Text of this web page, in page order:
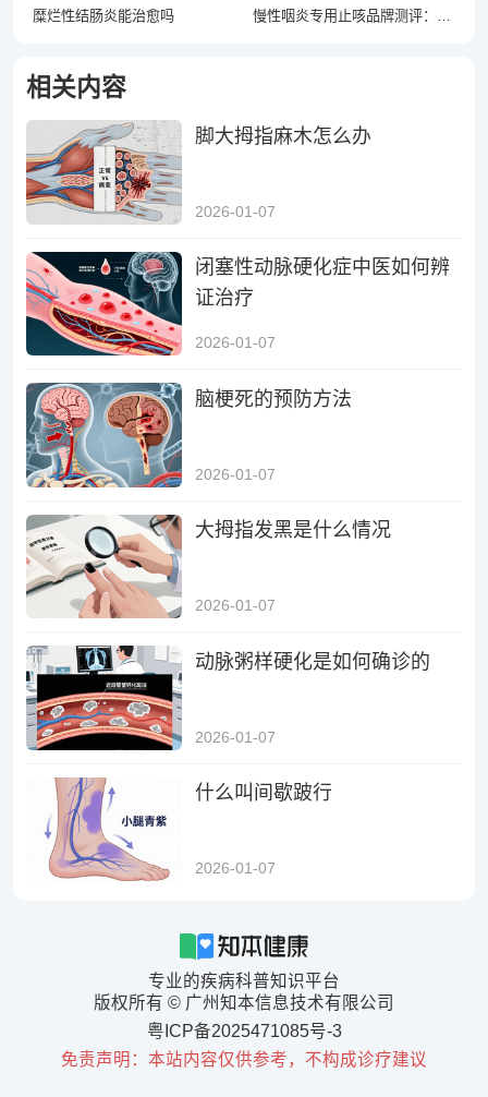
糜烂性结肠炎能治愈吗
相关内容
脚大拇指麻木怎么办
2026-01-07
闭塞性动脉硬化症中医如何辨
证治疗
2026-01-07
脑梗死的预防方法
2026-01-07
大拇指发黑是什么情况
2026-01-07
动脉粥样硬化是如何确诊的
2026-01-07
什么叫间歇跛行
2026-01-07
专业的疾病科普知识平台
版权所有 © 广州知本信息技术有限公司
粤ICP备2025471085号-3
免责声明：本站内容仅供参考，不构成诊疗建议